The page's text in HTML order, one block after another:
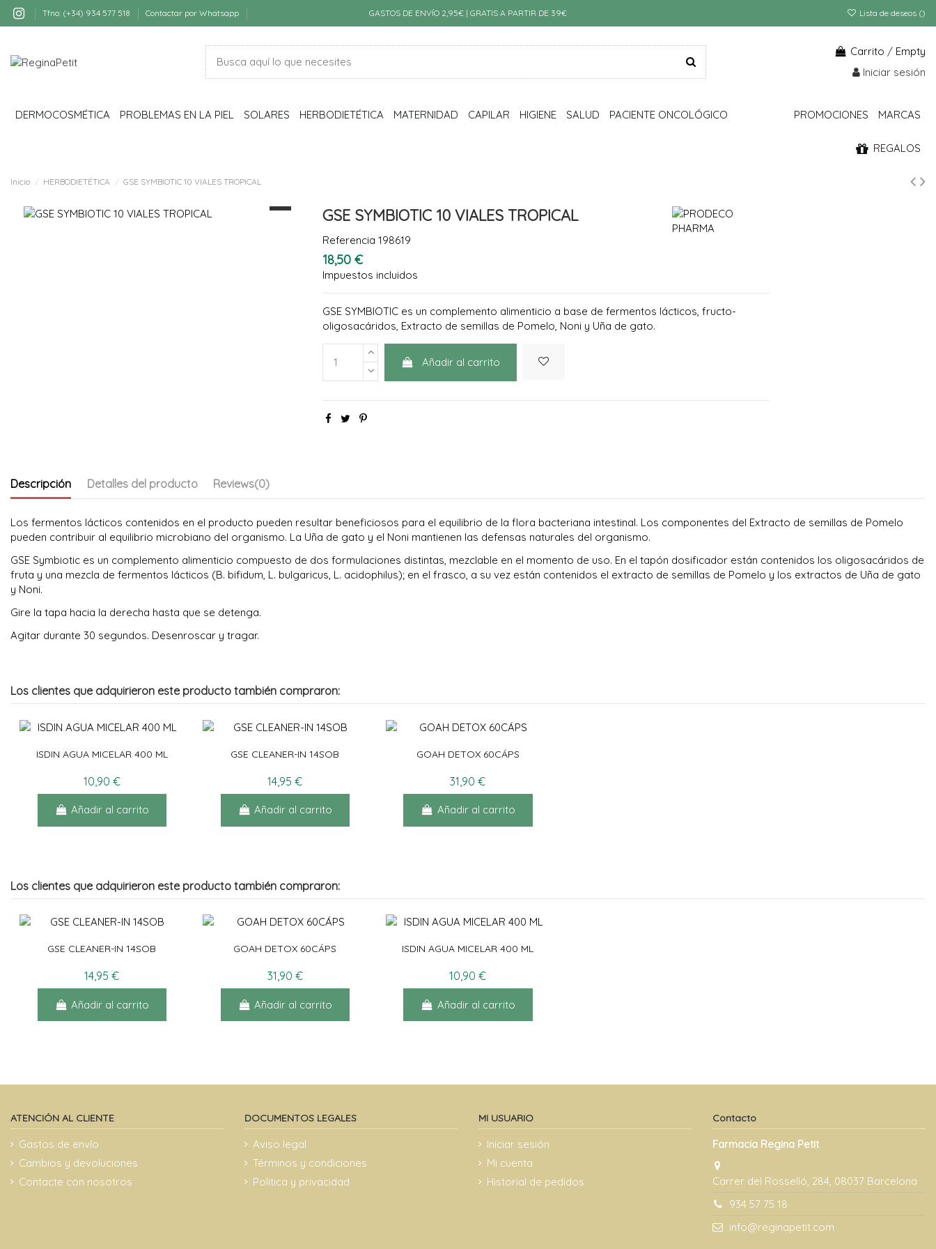
Tfno: (+34) 934 577 518 Contactar por Whatsapp GASTOS DE ENVÍO 2,95€ | GRATIS A PARTIR DE 39€ Lista de deseos ()
Carrito / Empty
Iniciar sesión
DERMOCOSMÉTICA PROBLEMAS EN LA PIEL SOLARES HERBODIETÉTICA MATERNIDAD CAPILAR HIGIENE SALUD PACIENTE ONCOLÓGICO MARCAS
PROMOCIONES
REGALOS
Inicio HERBODIETÉTICA GSE SYMBIOTIC 10 VIALES TROPICAL
GSE SYMBIOTIC 10 VIALES TROPICAL
Referencia 198619
18,50 €
Impuestos incluidos
GSE SYMBIOTIC es un complemento alimenticio a base de fermentos lácticos, fructo-
oligosacáridos, Extracto de semillas de Pomelo, Noni y Uña de gato.
Añadir al carrito
Descripción Detalles del producto Reviews(0)
Los fermentos lácticos contenidos en el producto pueden resultar beneficiosos para el equilibrio de la flora bacteriana intestinal. Los componentes del Extracto de semillas de Pomelo
pueden contribuir al equilibrio microbiano del organismo. La Uña de gato y el Noni mantienen las defensas naturales del organismo.
GSE Symbiotic es un complemento alimenticio compuesto de dos formulaciones distintas, mezclable en el momento de uso. En el tapón dosificador están contenidos los oligosacáridos de
fruta y una mezcla de fermentos lácticos (B. bifidum, L. bulgaricus, L. acidophilus); en el frasco, a su vez están contenidos el extracto de semillas de Pomelo y los extractos de Uña de gato
y Noni.
Gire la tapa hacia la derecha hasta que se detenga.
Agitar durante 30 segundos. Desenroscar y tragar.
Los clientes que adquirieron este producto también compraron:
ISDIN AGUA MICELAR 400 ML
10,90 €
Añadir al carrito
GSE CLEANER-IN 14SOB
14,95 €
Añadir al carrito
GOAH DETOX 60CÁPS
31,90 €
Añadir al carrito
Los clientes que adquirieron este producto también compraron:
GSE CLEANER-IN 14SOB
14,95 €
Añadir al carrito
GOAH DETOX 60CÁPS
31,90 €
Añadir al carrito
ISDIN AGUA MICELAR 400 ML
10,90 €
Añadir al carrito
ATENCIÓN AL CLIENTE
Gastos de envío
Cambios y devoluciones
Contacte con nosotros
DOCUMENTOS LEGALES
Aviso legal
Términos y condiciones
Politica y privacidad
MI USUARIO
Iniciar sesión
Mi cuenta
Historial de pedidos
Contacto
Farmacia Regina Petit
Carrer del Rosselló, 284, 08037 Barcelona
934 57 75 18
info@reginapetit.com